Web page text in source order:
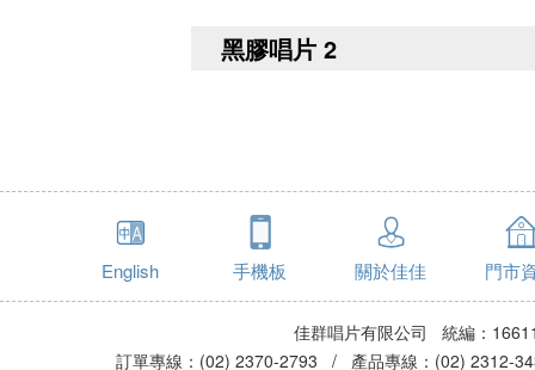
黑膠唱片 2
English 手機板 關於佳佳 門市
佳群唱片有限公司 統編：
訂單專線：(02) 2370-2793 / 產品專線：(02)